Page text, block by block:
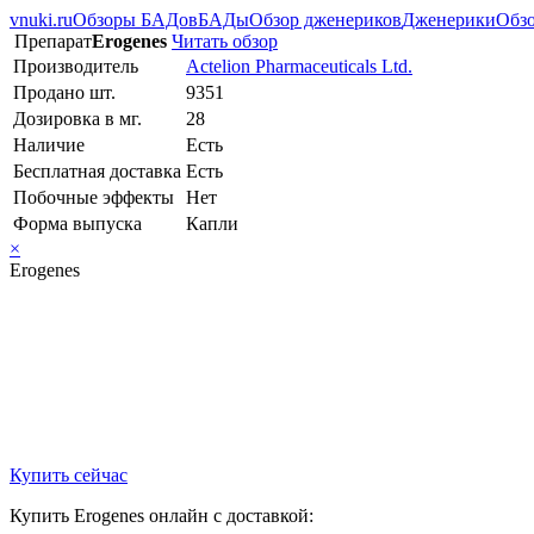
vnuki.ruОбзоры БАДовБАДыОбзор дженериковДженерики
ПрепаратErogenes Читать обзор
Производитель
Actelion Pharmaceuticals Ltd.
Продано шт.
9351
Дозировка в мг.
28
Наличие
Есть
Бесплатная доставка Есть
Побочные эффекты Нет
Форма выпуска
Капли
×
Erogenes
Купить сейчас
Купить Erogenes онлайн с доставкой: